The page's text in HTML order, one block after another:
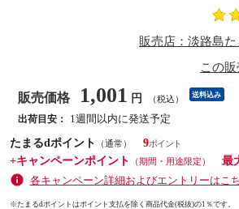
販売店：淡路島
この
販売価格 1,001 円 （税込） 送料込み
出荷目安：
1週間以内に発送予定
たまるdポイント
（通常）
9
+キャンペーンポイント
（期間・用途限定）
最
各キャンペーン詳細およびエントリーはこ
※たまるdポイントはポイント支払を除く商品代金(税抜)の1％です。